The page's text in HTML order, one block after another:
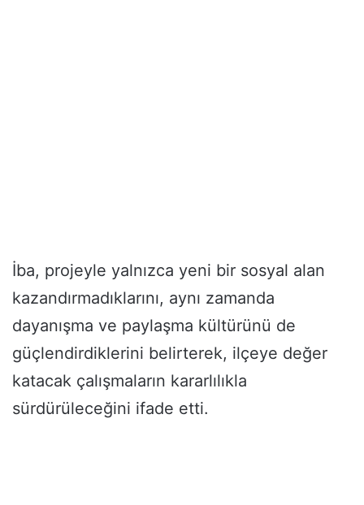
İba, projeyle yalnızca yeni bir sosyal alan
kazandırmadıklarını, aynı zamanda
dayanışma ve paylaşma kültürünü de
güçlendirdiklerini belirterek, ilçeye değer
katacak çalışmaların kararlılıkla
sürdürüleceğini ifade etti.